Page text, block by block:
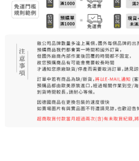
每筆NT$80，滿NT$999(含以上)免運費
每筆NT$100，滿NT$999(含以上)免運費
離島宅配（澎湖、金門、馬祖、小琉球）
每筆NT$250，滿NT$3,000(含以上)免運費
付款後門市自取